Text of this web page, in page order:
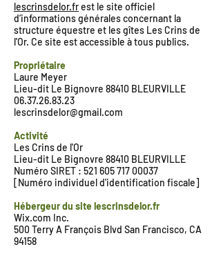
lescrinsdelor.frest le site officiel
d’informations générales concernant la
structure équestre et les gîtes Les Crins de
l'Or. Ce site est accessible à tous publics.
Propriétaire
Laure Meyer
Lieu-dit Le Bignovre 88410 BLEURVILLE
06.37.26.83.23
lescrinsdelor@gmail.com
Activité
Les Crins de l'Or
Lieu-dit Le Bignovre 88410 BLEURVILLE
Numéro SIRET : 521 605 717 00037
[Numéro individuel d'identification fiscale]
Hébergeur du site lescrinsdelor.fr
Wix.com Inc.
500 Terry A François Blvd San Francisco, CA
94158